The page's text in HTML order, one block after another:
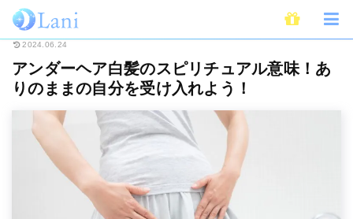
ホーム スピリチュアル アンダーヘア白髪のスピリチュアル意味！ありの
2024.06.24
アンダーヘア白髪のスピリチュアル意味！あ
りのままの自分を受け入れよう！